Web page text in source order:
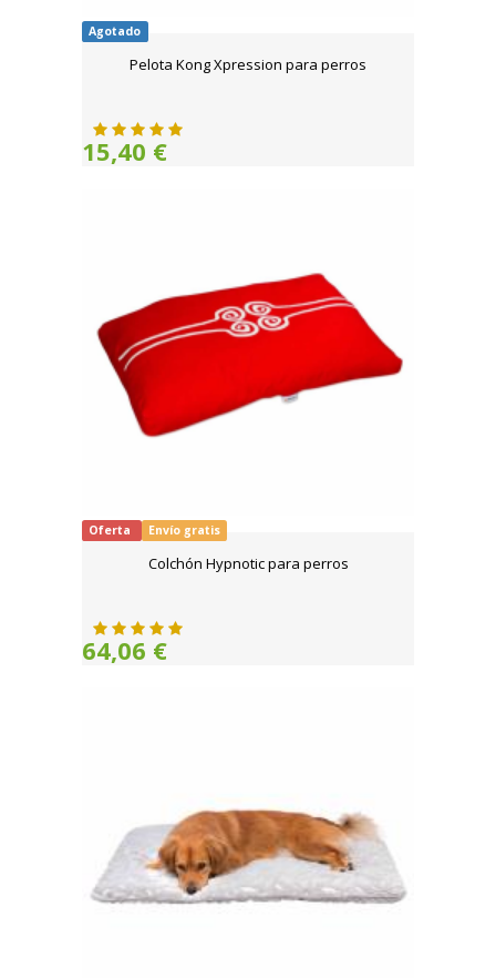
Agotado
Pelota Kong Xpression para perros
15,40 €
Oferta Envío gratis
Colchón Hypnotic para perros
64,06 €